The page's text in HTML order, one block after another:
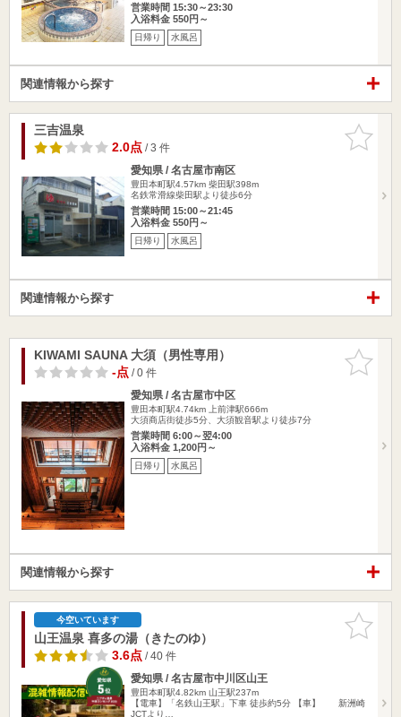
営業時間 15:30～23:30
入浴料金 550円～
日帰り 水風呂
関連情報から探す
お気に入
りに追加
三吉温泉
2.0点/ 3 件
愛知県 / 名古屋市南区
豊田本町駅4.57km 柴田駅398m
名鉄常滑線柴田駅より徒歩6分
営業時間 15:00～21:45
入浴料金 550円～
日帰り 水風呂
関連情報から探す
お気に入
りに追加
KIWAMI SAUNA 大須（男性専用）
-点/ 0 件
愛知県 / 名古屋市中区
豊田本町駅4.74km
上前津駅666m
大須商店街徒歩5分、大須観音駅より徒歩7分
営業時間 6:00～翌4:00
入浴料金 1,200円～
日帰り 水風呂
関連情報から探す
お気に入
りに追加
今空いています
山王温泉 喜多の湯（きたのゆ）
3.6点/ 40 件
愛知県 / 名古屋市中川区山王
豊田本町駅4.82km 山王駅237m
【電車】「名鉄山王駅」下車 徒歩約5分 【車】 新洲崎
JCTより…